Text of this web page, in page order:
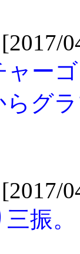
ャー
グ
振。